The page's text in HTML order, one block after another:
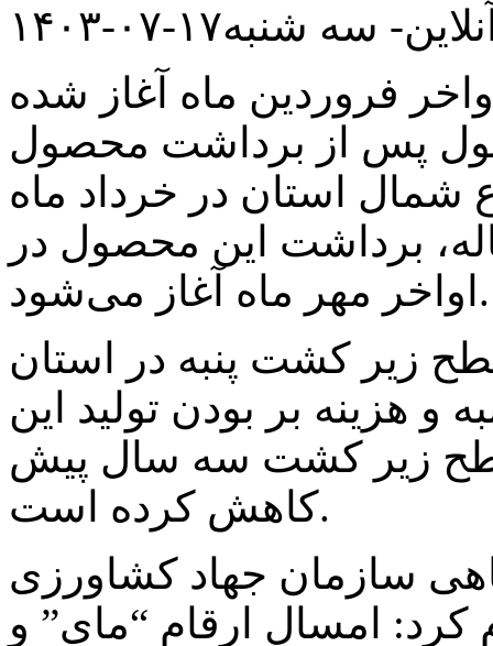
سه شنبه۱۷-۰۷-۱۴۰۳
فروردین ماه آغاز شده
پس از برداشت محصول
شمال استان در خرداد ماه
برداشت این محصول در
اواخر مهر ماه آغاز می‌شود.
زیر کشت پنبه در استان
و هزینه بر بودن تولید این
۵۰ درصد سطح زیر کشت سه سال پیش
کاهش کرده است.
سازمان جهاد کشاورزی
کرد: امسال ارقام “مای” و